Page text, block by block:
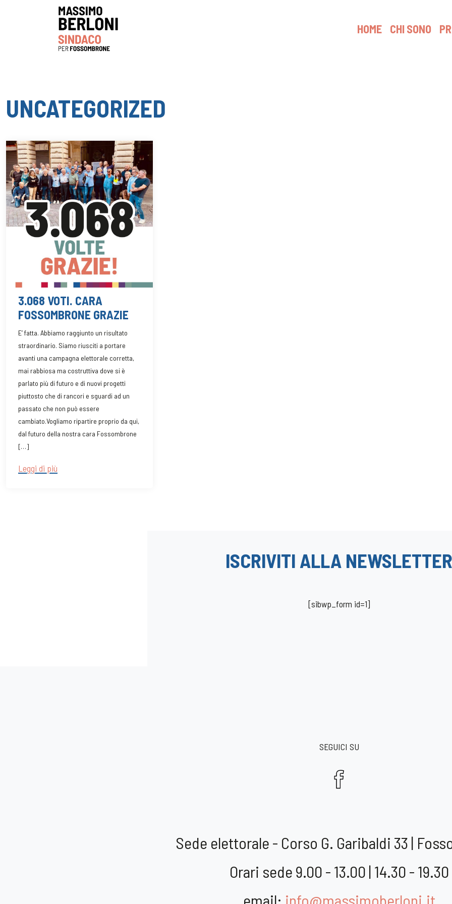
HOME CHI SONO
UNCATEGORIZED
3.068 VOTI. CARA
FOSSOMBRONE GRAZIE
E’ fatta. Abbiamo raggiunto un risultato
straordinario. Siamo riusciti a portare
avanti una campagna elettorale corretta,
mai rabbiosa ma costruttiva dove si è
parlato più di futuro e di nuovi progetti
piuttosto che di rancori e sguardi ad un
passato che non può essere
cambiato.Vogliamo ripartire proprio da qui,
dal futuro della nostra cara Fossombrone
[…]
Leggi di più
ISCRIVITI ALLA NEWSLETTER
[sibwp_form id=1]
SEGUICI SU
Sede elettorale - Corso G. Garibaldi 33 |
Orari sede 9.00 - 13.00 | 14.30 - 19.30
email: info@massimoberloni.it